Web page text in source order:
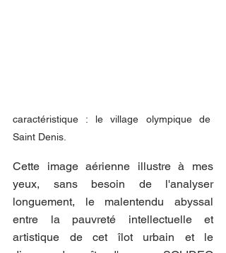
caractéristique : le village olympique de
Saint Denis.
Cette image aérienne illustre à mes
yeux, sans besoin de l'analyser
longuement, le malentendu abyssal
entre la pauvreté intellectuelle et
artistique de cet îlot urbain et le